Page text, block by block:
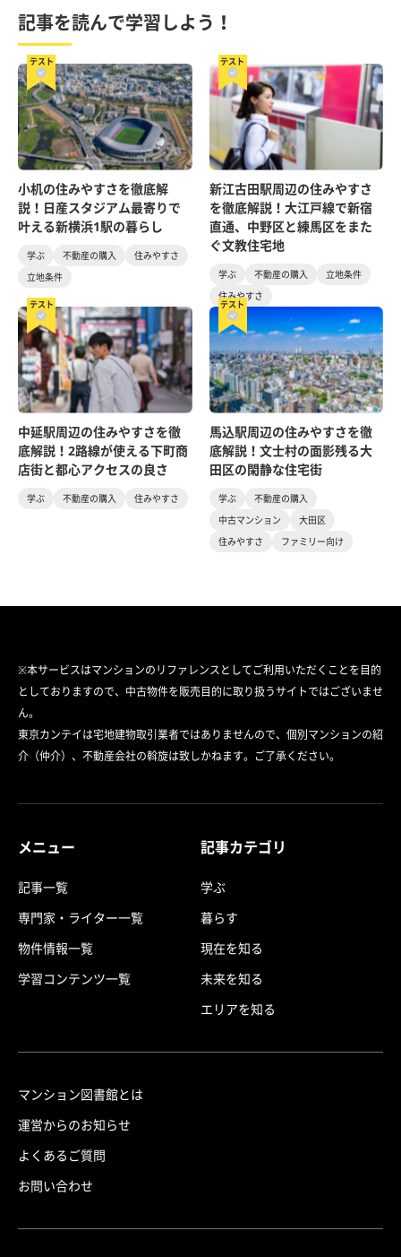
記事を読んで学習しよう！
テスト
小机の住みやすさを徹底解
説！日産スタジアム最寄りで
叶える新横浜1駅の暮らし
学ぶ 不動産の購入
住みやすさ
立地条件
テスト
新江古田駅周辺の住みやすさ
を徹底解説！大江戸線で新宿
直通、中野区と練馬区をまた
ぐ文教住宅地
学ぶ 不動産の購入
立地条件
住みやすさ
テスト
中延駅周辺の住みやすさを徹
底解説！2路線が使える下町商
店街と都心アクセスの良さ
学ぶ 不動産の購入 住みやすさ
テスト
馬込駅周辺の住みやすさを徹
底解説！文士村の面影残る大
田区の閑静な住宅街
学ぶ
不動産の購入
中古マンション
大田区
住みやすさ
ファミリー向け
※本サービスはマンションのリファレンスとしてご利用いただくことを目的
としておりますので、中古物件を販売目的に取り扱うサイトではございませ
ん。
東京カンテイは宅地建物取引業者ではありませんので、個別マンションの紹
介（仲介）、不動産会社の斡旋は致しかねます。ご了承ください。
メニュー
記事一覧
専門家・ライター一覧
物件情報一覧
学習コンテンツ一覧
記事カテゴリ
学ぶ
暮らす
現在を知る
未来を知る
エリアを知る
マンション図書館とは
運営からのお知らせ
よくあるご質問
お問い合わせ